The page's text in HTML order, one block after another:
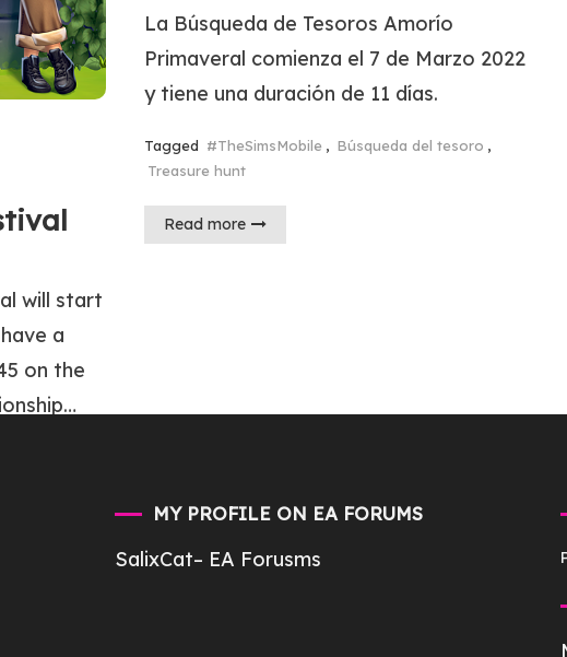
La Búsqueda de Tesoros Amorío
Primaveral comienza el 7 de Marzo 2022
y tiene una duración de 11 días.
Tagged #TheSimsMobile , Búsqueda del tesoro ,
Treasure hunt
Read more
will start
a
on the
MY PROFILE ON EA FORUMS
SalixCat– EA Forusms